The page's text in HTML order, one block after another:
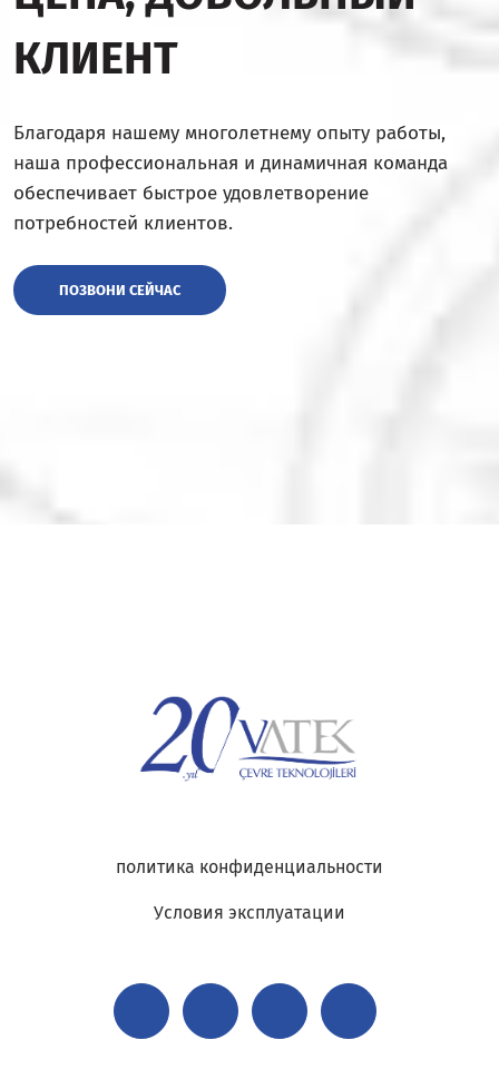
КЛИЕНТ
Благодаря нашему многолетнему опыту работы,
наша профессиональная и динамичная команда
обеспечивает быстрое удовлетворение
потребностей клиентов.
ПОЗВОНИ СЕЙЧАС
политика конфиденциальности
Условия эксплуатации